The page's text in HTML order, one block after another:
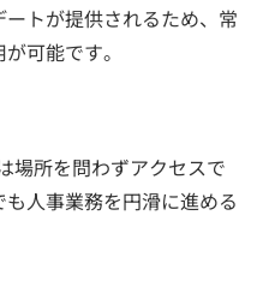
トが提供されるため、常
可能です。
場所を問わずアクセスで
人事業務を円滑に進める